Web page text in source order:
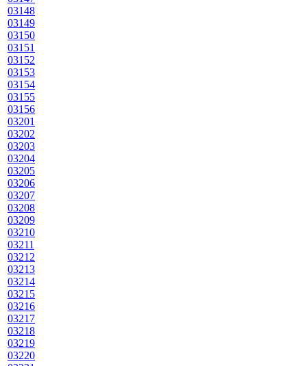
03148
03149
03150
03151
03152
03153
03154
03155
03156
03201
03202
03203
03204
03205
03206
03207
03208
03209
03210
03211
03212
03213
03214
03215
03216
03217
03218
03219
03220